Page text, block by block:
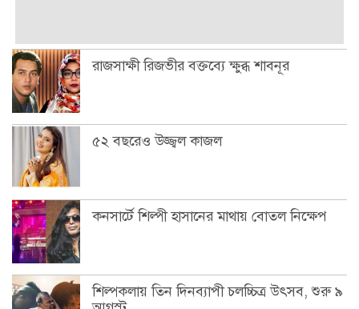
রাজসাক্ষী রিজভীর বক্তব্যে ক্ষুব্ধ শাবনূর
৫২ বছরেও উজ্জ্বল কাজল
কনসার্টে শিল্পী হাসানের মাথায় বোতল নিক্ষেপ
শিল্পকলায় তিন দিনব্যাপী চলচ্চিত্র উৎসব, শুরু ৯